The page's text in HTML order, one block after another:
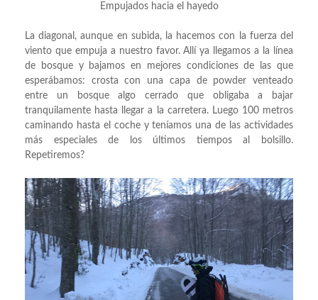
Empujados hacia el hayedo
La diagonal, aunque en subida, la hacemos con la fuerza del
viento que empuja a nuestro favor. Allí ya llegamos a la línea
de bosque y bajamos en mejores condiciones de las que
esperábamos: crosta con una capa de powder venteado
entre un bosque algo cerrado que obligaba a bajar
tranquilamente hasta llegar a la carretera. Luego 100 metros
caminando hasta el coche y teníamos una de las actividades
más especiales de los últimos tiempos al bolsillo.
Repetiremos?